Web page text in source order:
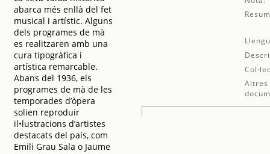
abarca més enllà del fet
musical i artístic. Alguns
dels programes de mà
es realitzaren amb una
cura tipogràfica i
artística remarcable.
Abans del 1936, els
programes de mà de les
temporades d’òpera
solien reproduir
il•lustracions d’artistes
destacats del país, com
Emili Grau Sala o Jaume
Altres